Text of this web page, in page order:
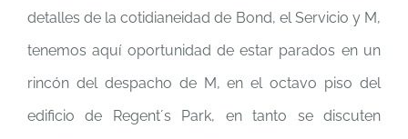
detalles de la cotidianeidad de Bond, el Servicio y M,
tenemos aquí oportunidad de estar parados en un
rincón del despacho de M, en el octavo piso del
edificio de Regent´s Park, en tanto se discuten